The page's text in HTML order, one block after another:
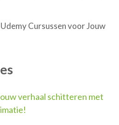
Cursussen voor Jouw
verhaal schitteren met